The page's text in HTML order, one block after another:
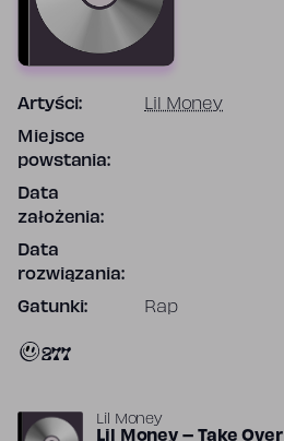
Artyści: Lil Money
Miejsce
powstania:
Data
założenia:
Data
rozwiązania:
Gatunki: Rap
277
Lil Money
Lil Money – Take Over